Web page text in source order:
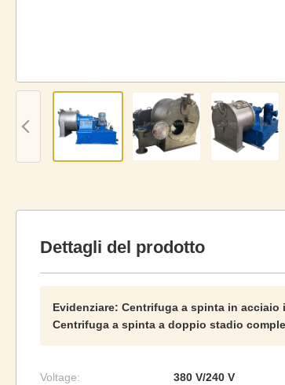
Dettagli del prodotto
Evidenziare: Centrifuga a spinta in acciaio
Centrifuga a spinta a doppio stadio
Voltage: 380 V/240 V